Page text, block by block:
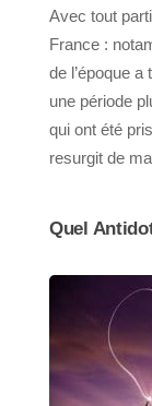
Avec tout
France :
de l’époque
une période
qui ont été
resurgit de
Quel